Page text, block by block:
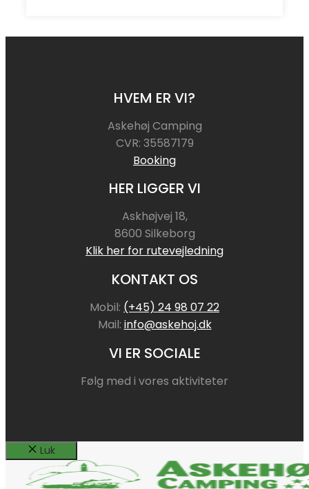
HVEM ER VI?
Askehøj Camping
CVR: 35587179
Booking
HER LIGGER VI
Askhøjvej 18,
8600 Silkeborg
Klik her for rutevejledning
KONTAKT OS
Mobil: (+45) 24 98 07 22
Mail: info@askehoj.dk
VI ER SOCIALE
Følg med i vores aktiviteter
Luk